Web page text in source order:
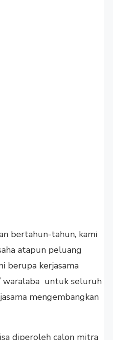
bertahun-tahun, kami
atapun peluang
berupa kerjasama
waralaba untuk seluruh
mengembangkan
diperoleh calon mitra